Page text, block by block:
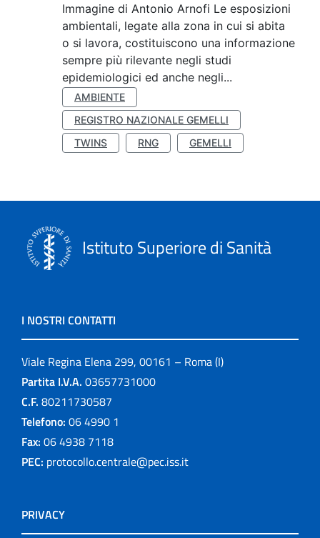
Immagine di Antonio Arnofi Le esposizioni
ambientali, legate alla zona in cui si abita
o si lavora, costituiscono una informazione
sempre più rilevante negli studi
epidemiologici ed anche negli...
AMBIENTE
REGISTRO NAZIONALE GEMELLI
TWINS
RNG GEMELLI
Istituto Superiore di Sanità
I NOSTRI CONTATTI
Viale Regina Elena 299, 00161 – Roma (I)
Partita I.V.A. 03657731000
C.F. 80211730587
Telefono: 06 4990 1
Fax: 06 4938 7118
PEC: protocollo.centrale@pec.iss.it
PRIVACY